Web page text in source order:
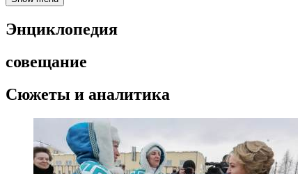
Энциклопедия
совещание
Сюжеты и аналитика